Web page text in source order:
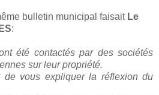
bulletin municipal faisait Le
:
été contactés par des sociétés
sur leur propriété.
de vous expliquer la réflexion du